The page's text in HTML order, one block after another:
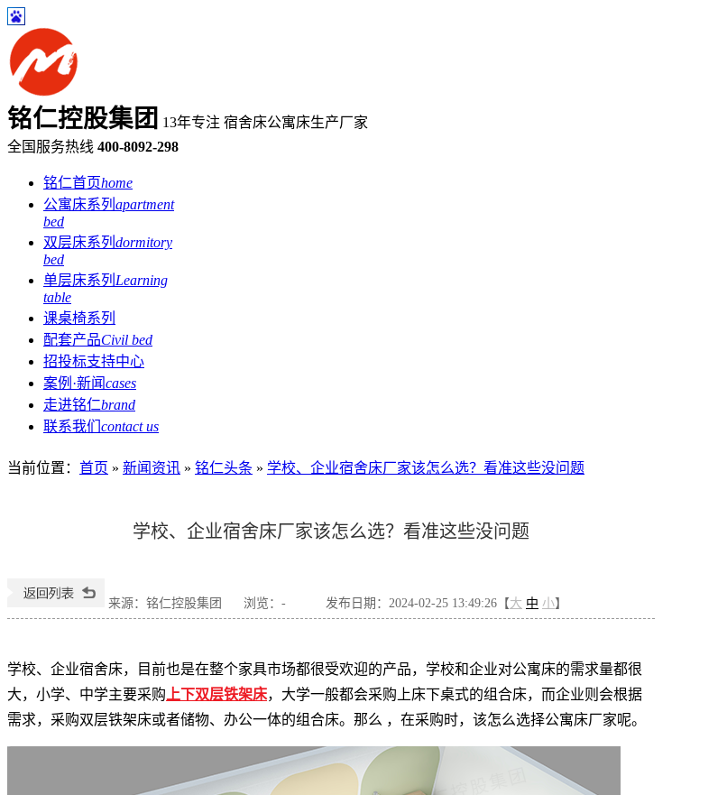
铭仁控股集团 13年专注 宿舍床公寓床生产厂家
全国服务热线 400-8092-298
铭仁首页home
公寓床系列 apartment
bed
双层床系列 dormitory
bed
单层床系列 Learning
table
课桌椅系列
配套产品Civil bed
招投标支持中心
案例·新闻cases
走进铭仁brand
联系我们 contact us
当前位置 ： 首页 » 新闻资讯 » 铭仁头条 » 学校、企业宿舍床厂家该怎么选？看准这些没问题
学校、企业宿舍床厂家该怎么选？看准这些没问题
来源：铭仁控股集团 浏览： - 发布日期：2024-02-25 13:49:26【大 中 小】
学校、企业宿舍床，目前也是在整个家具市场都很受欢迎的产品，学校和企业对公寓床的需求量都很
大，小学、中学主要采购 上下双层铁架床，大学一般都会采购上床下桌式的组合床，而企业则会根据
需求，采购双层铁架床或者储物、办公一体的组合床。那么 ，在采购时，该怎么选择公寓床厂家呢。